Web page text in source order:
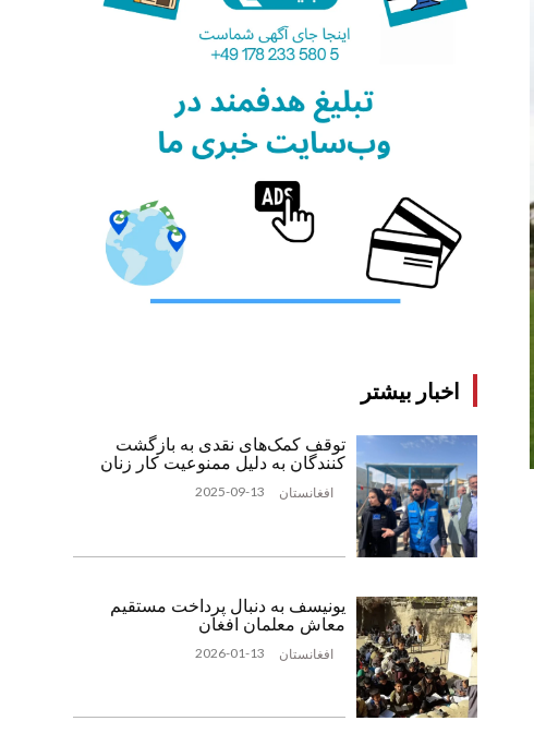
اخبار بیشتر
توقف کمک‌های نقدی به بازگشت
‌کنندگان به دلیل ممنوعیت کار زنان
افغانستان 2025-09-13
یونیسف به دنبال پرداخت مستقیم
معاش معلمان افغان
افغانستان 2026-01-13